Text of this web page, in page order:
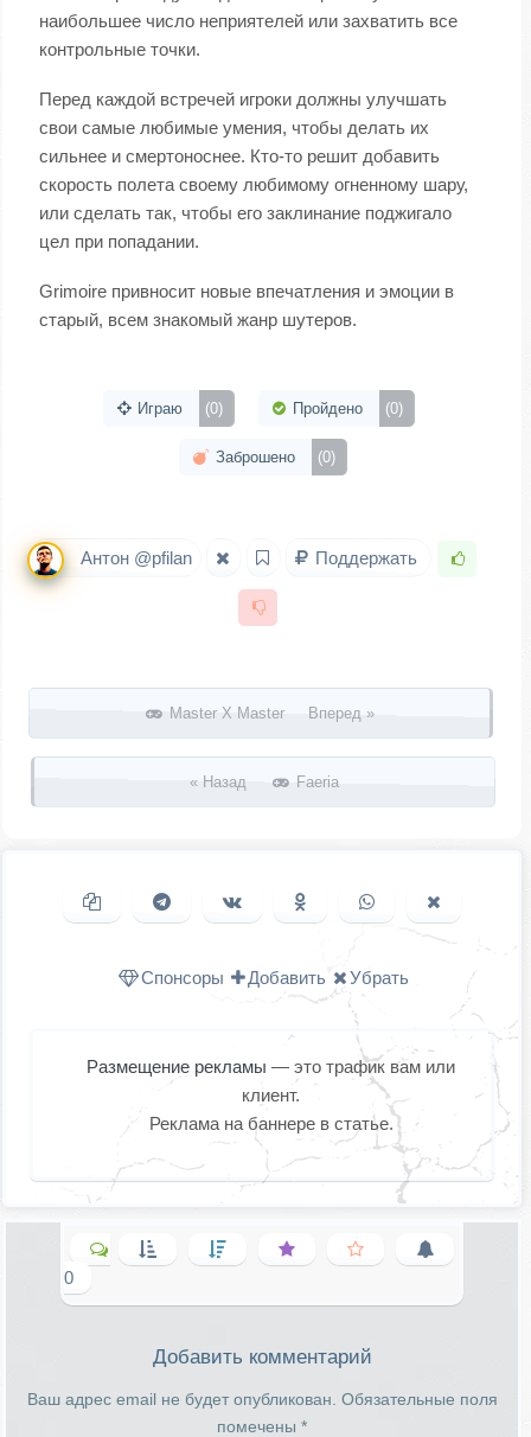
наибольшее число неприятелей или захватить все
контрольные точки.
Перед каждой встречей игроки должны улучшать
свои самые любимые умения, чтобы делать их
сильнее и смертоноснее. Кто-то решит добавить
скорость полета своему любимому огненному шару,
или сделать так, чтобы его заклинание поджигало
цел при попадании.
Grimoire привносит новые впечатления и эмоции в
старый, всем знакомый жанр шутеров.
Играю (0) Пройдено (0)
Заброшено (0)
Антон @pfilan Поддержать
Запись навигация
Master X Master Вперед »
« Назад Faeria
Копировать ссылкуПоделиться в Telegram
Поделиться ВКонтакте
Поделиться в
Одноклассниках
Поделиться в
WhatsAppв X
Спонсоры Добавить Убрать
Размещение рекламы — это трафик вам или
клиент.
Реклама на баннере в статье.
0
Добавить комментарий
Ваш адрес email не будет опубликован. Обязательные поля
помечены *